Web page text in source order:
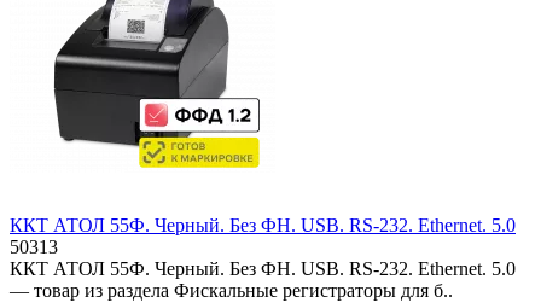
ККТ АТОЛ 55Ф. Черный. Без ФН. USB. RS-232. Ethernet. 5.0
50313
ККТ АТОЛ 55Ф. Черный. Без ФН. USB. RS-232. Ethernet. 5.0
— товар из раздела Фискальные регистраторы для б..